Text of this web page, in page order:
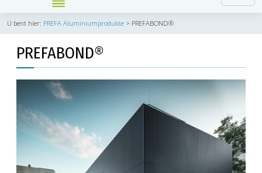
U bent hier: PREFA Aluminiumprodukte > PREFABOND®
PREFABOND®